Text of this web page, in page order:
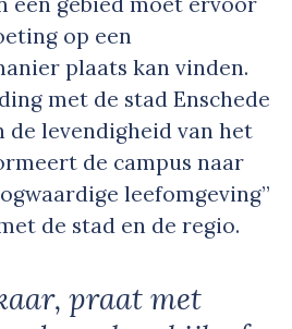
op een
plaats kan vinden.
met de stad Enschede
de levendigheid van het
de campus naar
leefomgeving”
de stad en de regio.
praat met